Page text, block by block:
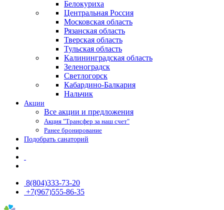
Белокуриха
Центральная Россия
Московская область
Рязанская область
Тверская область
Тульская область
Калининградская область
Зеленоградск
Светлогорск
Кабардино-Балкария
Нальчик
Акции
Все акции и предложения
Акция "Трансфер за наш счет"
Ранее бронирование
Подобрать санаторий
8(804)333-73-20
+7(967)555-86-35